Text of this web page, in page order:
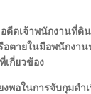
ตเจ้าพนักงานที่ดิ
ตายในมือพนักงา
เกี่ยวข้อง
พอในการจับกุมด